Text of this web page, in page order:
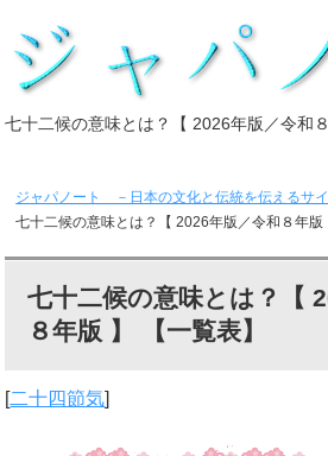
七十二候の意味とは？【 2026年版／令和
ジャパノート －日本の文化と伝統を伝えるサ
七十二候の意味とは？【 2026年版／令和８年版
七十二候の意味とは？【
８年版 】 【一覧表】
[二十四節気]